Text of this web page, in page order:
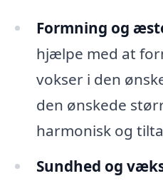
Formning og
hjælpe med at
vokser i den
den ønskede
harmonisk og
Sundhed og